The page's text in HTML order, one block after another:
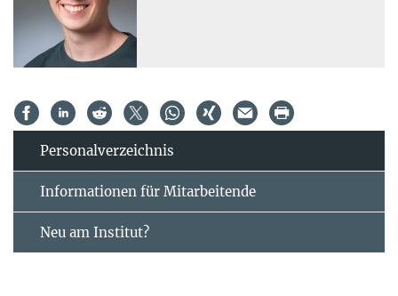
Personal­verzeichnis
Informationen für Mitarbeitende
Neu am Institut?